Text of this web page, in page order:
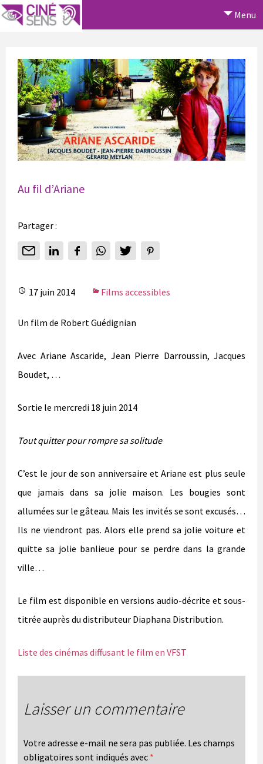
Menu
Au fil d’Ariane
Partager :
17 juin 2014 Films accessibles
Un film de Robert Guédignian
Avec Ariane Ascaride, Jean Pierre Darroussin, Jacques
Boudet, …
Sortie le mercredi 18 juin 2014
Tout quitter pour rompre sa solitude
C’est le jour de son anniversaire et Ariane est plus seule
que jamais dans sa jolie maison. Les bougies sont
allumées sur le gâteau. Mais les invités se sont excusés…
Ils ne viendront pas. Alors elle prend sa jolie voiture et
quitte sa jolie banlieue pour se perdre dans la grande
ville…
Le film est disponible en versions audio-décrite et sous-
titrée auprès du distributeur Diaphana Distribution.
Liste des cinémas diffusant le film en VFST
Laisser un commentaire
Votre adresse e-mail ne sera pas publiée. Les champs
obligatoires sont indiqués avec *